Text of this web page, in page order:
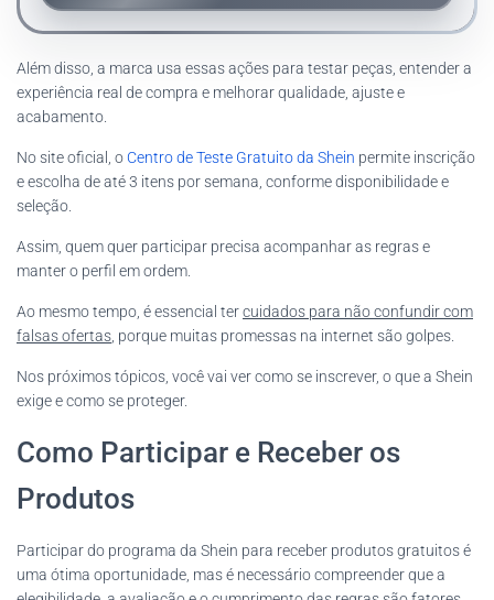
Além disso, a marca usa essas ações para testar peças, entender a
experiência real de compra e melhorar qualidade, ajuste e
acabamento.
No site oficial, o Centro de Teste Gratuito da Shein permite inscrição
e escolha de até 3 itens por semana, conforme disponibilidade e
seleção.
Assim, quem quer participar precisa acompanhar as regras e
manter o perfil em ordem.
Ao mesmo tempo, é essencial tercuidados para não confundir com
falsas ofertas , porque muitas promessas na internet são golpes.
Nos próximos tópicos, você vai ver como se inscrever, o que a Shein
exige e como se proteger.
Como Participar e Receber os
Produtos
Participar do programa da Shein para receber produtos gratuitos é
uma ótima oportunidade, mas é necessário compreender que a